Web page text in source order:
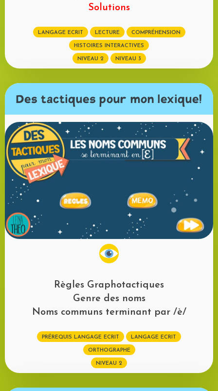
Solutions
LANGAGE ECRIT LECTURE COMPRÉHENSION
HISTOIRES INTERACTIVES
NIVEAU 2 NIVEAU 3
Des tactiques pour mon lexique!
Règles Graphotactiques
Genre des noms
Noms communs terminant par /è/
PRÉREQUIS LANGAGE ECRIT LANGAGE ECRIT
ORTHOGRAPHE
NIVEAU 2